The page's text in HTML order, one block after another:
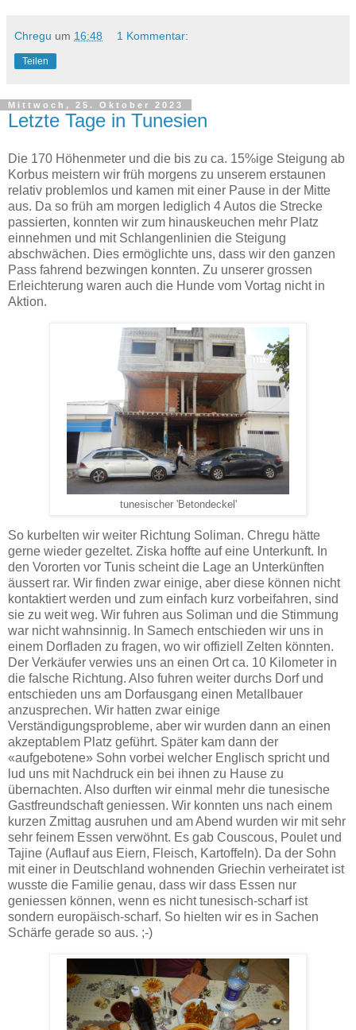
Chregu um 16:48 1 Kommentar:
Teilen
Mittwoch, 25. Oktober 2023
Letzte Tage in Tunesien
Die 170 Höhenmeter und die bis zu ca. 15%ige Steigung ab
Korbus meistern wir früh morgens zu unserem erstaunen
relativ problemlos und kamen mit einer Pause in der Mitte
aus. Da so früh am morgen lediglich 4 Autos die Strecke
passierten, konnten wir zum hinauskeuchen mehr Platz
einnehmen und mit Schlangenlinien die Steigung
abschwächen. Dies ermöglichte uns, dass wir den ganzen
Pass fahrend bezwingen konnten. Zu unserer grossen
Erleichterung waren auch die Hunde vom Vortag nicht in
Aktion.
tunesischer 'Betondeckel'
So kurbelten wir weiter Richtung Soliman. Chregu hätte
gerne wieder gezeltet. Ziska hoffte auf eine Unterkunft. In
den Vororten vor Tunis scheint die Lage an Unterkünften
äussert rar. Wir finden zwar einige, aber diese können nicht
kontaktiert werden und zum einfach kurz vorbeifahren, sind
sie zu weit weg. Wir fuhren aus Soliman und die Stimmung
war nicht wahnsinnig. In Samech entschieden wir uns in
einem Dorfladen zu fragen, wo wir offiziell Zelten könnten.
Der Verkäufer verwies uns an einen Ort ca. 10 Kilometer in
die falsche Richtung. Also fuhren weiter durchs Dorf und
entschieden uns am Dorfausgang einen Metallbauer
anzusprechen. Wir hatten zwar einige
Verständigungsprobleme, aber wir wurden dann an einen
akzeptablem Platz geführt. Später kam dann der
«aufgebotene» Sohn vorbei welcher Englisch spricht und
lud uns mit Nachdruck ein bei ihnen zu Hause zu
übernachten. Also durften wir einmal mehr die tunesische
Gastfreundschaft geniessen. Wir konnten uns nach einem
kurzen Zmittag ausruhen und am Abend wurden wir mit sehr
sehr feinem Essen verwöhnt. Es gab Couscous, Poulet und
Tajine (Auflauf aus Eiern, Fleisch, Kartoffeln). Da der Sohn
mit einer in Deutschland wohnenden Griechin verheiratet ist
wusste die Familie genau, dass wir dass Essen nur
geniessen können, wenn es nicht tunesisch-scharf ist
sondern europäisch-scharf. So hielten wir es in Sachen
Schärfe gerade so aus. ;-)